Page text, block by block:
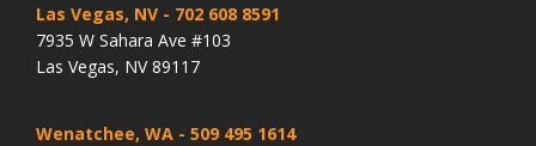
Las Vegas, NV - 702 608 8591
7935 W Sahara Ave #103
Las Vegas, NV 89117
Wenatchee, WA - 509 495 1614